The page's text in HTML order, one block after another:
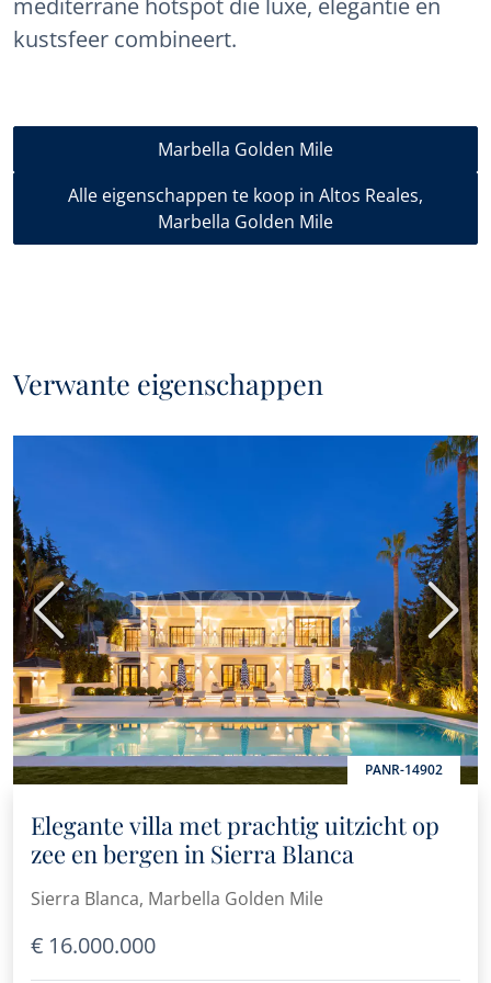
kustsfeer combineert.
Marbella Golden Mile
Alle eigenschappen te koop in Altos Reales,
Marbella Golden Mile
Verwante eigenschappen
PANR-14902
Vorige
Elegante villa met prachtig uitzicht op
zee en bergen in Sierra Blanca
Sierra Blanca, Marbella Golden Mile
€ 16.000.000